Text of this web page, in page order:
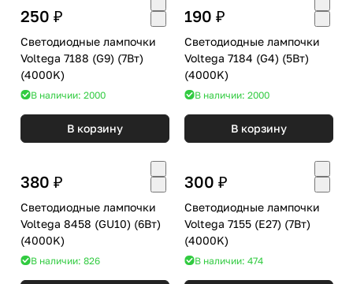
250 ₽
Светодиодные лампочки
Voltega 7188 (G9) (7Вт)
(4000K)
В наличии: 2000
В корзину
190 ₽
Светодиодные лампочки
Voltega 7184 (G4) (5Вт)
(4000K)
В наличии: 2000
В корзину
380 ₽
Светодиодные лампочки
Voltega 8458 (GU10) (6Вт)
(4000K)
В наличии: 826
300 ₽
Светодиодные лампочки
Voltega 7155 (E27) (7Вт)
(4000K)
В наличии: 474